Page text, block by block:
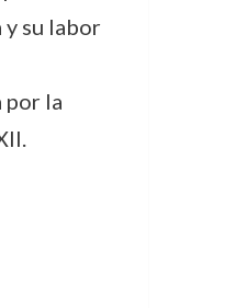
y su labor
por la